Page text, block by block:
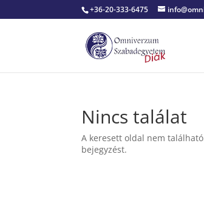
+36-20-333-6475
Nincs találat
A keresett oldal nem
bejegyzést.